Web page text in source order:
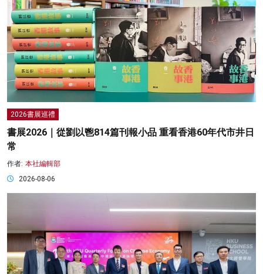
2026書展巡禮
書展2026｜從劉以鬯814篇刊報小品 重看香港60年代市井日
常
作者: 本社編輯部
2026-08-06